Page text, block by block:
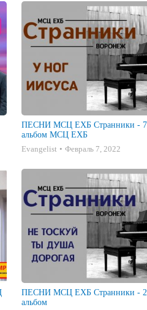
ПЕСНИ МСЦ ЕХБ Странники - 7 Христианский
альбом МСЦ ЕХБ
Evangelist
Февраль 7, 2022
ПЕСНИ МСЦ ЕХБ Странники - 2 Музыкальный
альбом